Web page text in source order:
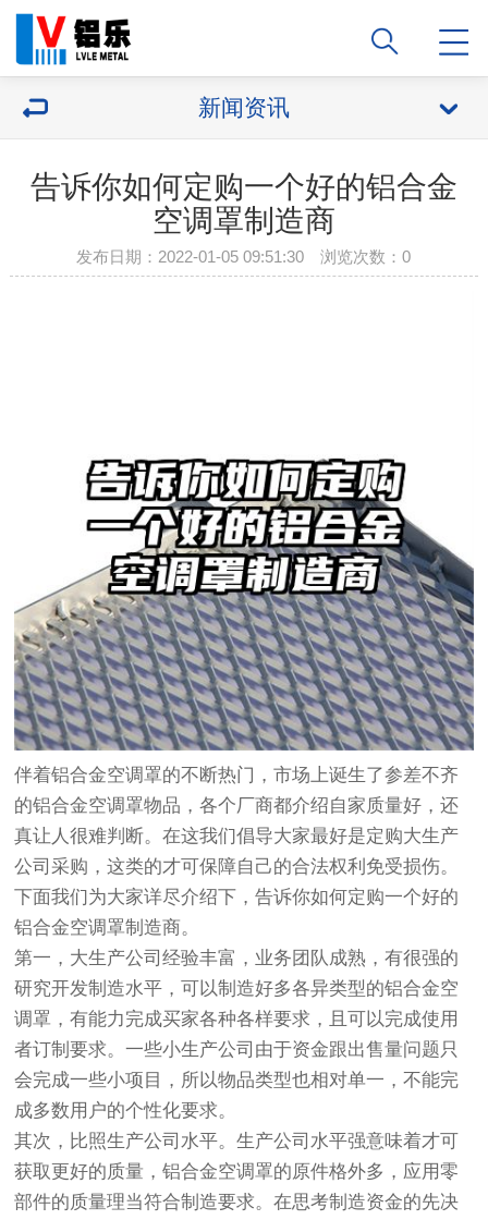
新闻资讯
告诉你如何定购一个好的铝合金
空调罩制造商
发布日期：2022-01-05 09:51:30 浏览次数：0
伴着铝合金空调罩的不断热门，市场上诞生了参差不齐
的铝合金空调罩物品，各个厂商都介绍自家质量好，还
真让人很难判断。在这我们倡导大家最好是定购大生产
公司采购，这类的才可保障自己的合法权利免受损伤。
下面我们为大家详尽介绍下，告诉你如何定购一个好的
铝合金空调罩制造商。
第一，大生产公司经验丰富，业务团队成熟，有很强的
研究开发制造水平，可以制造好多各异类型的铝合金空
调罩，有能力完成买家各种各样要求，且可以完成使用
者订制要求。一些小生产公司由于资金跟出售量问题只
会完成一些小项目，所以物品类型也相对单一，不能完
成多数用户的个性化要求。
其次，比照生产公司水平。生产公司水平强意味着才可
获取更好的质量，铝合金空调罩的原件格外多，应用零
部件的质量理当符合制造要求。在思考制造资金的先决